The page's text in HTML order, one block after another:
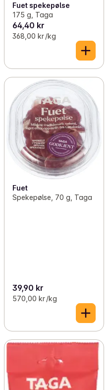
Fuet spekepølse
175 g, Taga
64,40 kr
368,00 kr /kg
Fuet
Spekepølse, 70 g, Taga
39,90 kr
570,00 kr /kg